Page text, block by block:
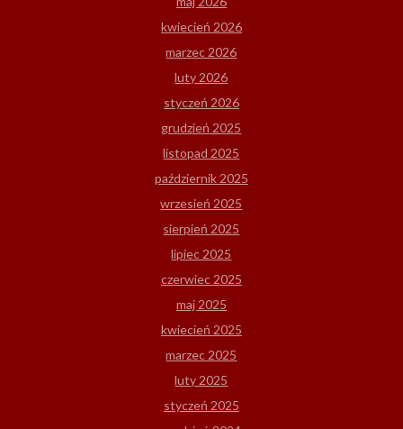
kwiecień 2026
marzec 2026
luty 2026
styczeń 2026
grudzień 2025
listopad 2025
październik 2025
wrzesień 2025
sierpień 2025
lipiec 2025
czerwiec 2025
maj 2025
kwiecień 2025
marzec 2025
luty 2025
styczeń 2025